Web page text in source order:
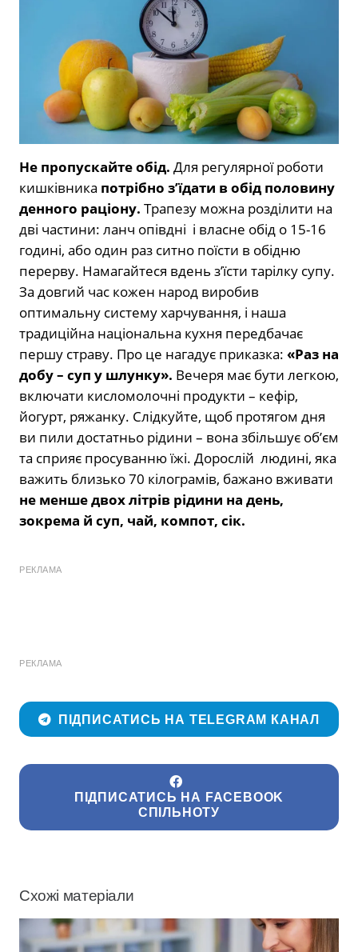
Не пропускайте обід. Для регулярної роботи
кишківника потрібно з’їдати в обід половину
денного раціону. Трапезу можна розділити на
дві частини: ланч опівдні і власне обід о 15-16
годині, або один раз ситно поїсти в обідню
перерву. Намагайтеся вдень з’їсти тарілку супу.
За довгий час кожен народ виробив
оптимальну систему харчування, і наша
традиційна національна кухня передбачає
першу страву. Про це нагадує приказка: «Раз на
добу – суп у шлунку». Вечеря має бути легкою,
включати кисломолочні продукти – кефір,
йогурт, ряжанку. Слідкуйте, щоб протягом дня
ви пили достатньо рідини – вона збільшує об’єм
та сприяє просуванню їжі. Дорослій людині, яка
важить близько 70 кілограмів, бажано вживати
не менше двох літрів рідини на день,
зокрема й суп, чай, компот, сік.
РЕКЛАМА
РЕКЛАМА
ПІДПИСАТИСЬ НА TELEGRAM КАНАЛ
ПІДПИСАТИСЬ НА FACEBOOK
СПІЛЬНОТУ
Схожі матеріали